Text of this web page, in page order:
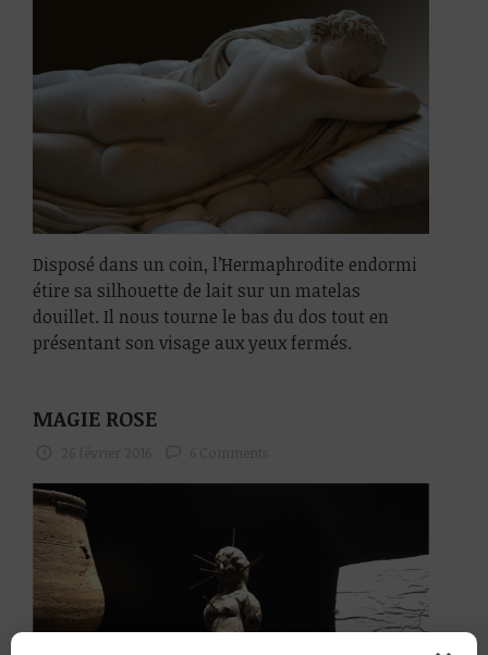
Disposé dans un coin, l’Hermaphrodite endormi
étire sa silhouette de lait sur un matelas
douillet. Il nous tourne le bas du dos tout en
présentant son visage aux yeux fermés.
MAGIE ROSE